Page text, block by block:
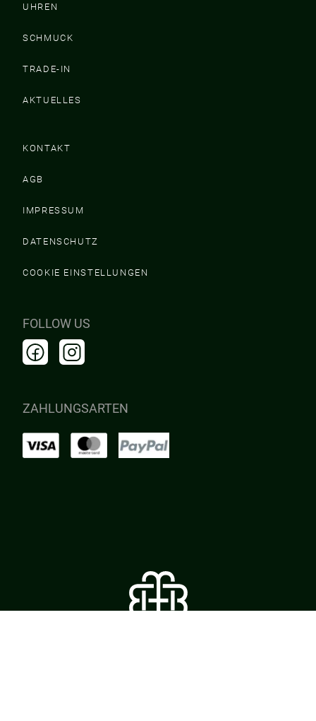
UHREN
SCHMUCK
TRADE-IN
AKTUELLES
KONTAKT
AGB
IMPRESSUM
DATENSCHUTZ
COOKIE EINSTELLUNGEN
FOLLOW US
ZAHLUNGSARTEN